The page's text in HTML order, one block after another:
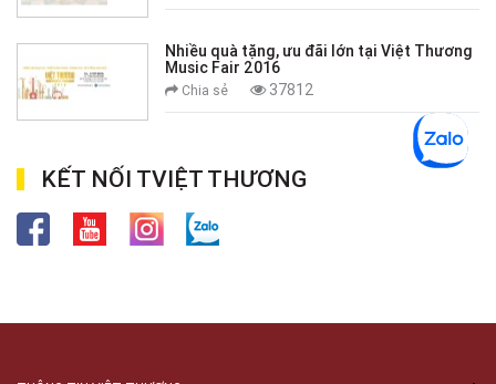
Nhiều quà tặng, ưu đãi lớn tại Việt Thương
Music Fair 2016
Chia sẻ 37812
KẾT NỐI TVIỆT THƯƠNG